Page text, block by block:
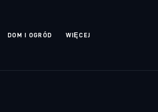
DOM I OGRÓD WIĘCEJ